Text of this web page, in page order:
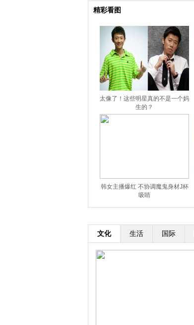
精彩看图
太像了！这些明星真的不是一个妈
生的？
韩女主播爆红 不协调魔鬼身材J杯
吸睛
文化 生活 国际